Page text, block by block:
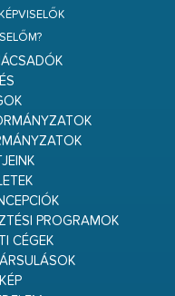
PROGRAMOK
CÉGEK